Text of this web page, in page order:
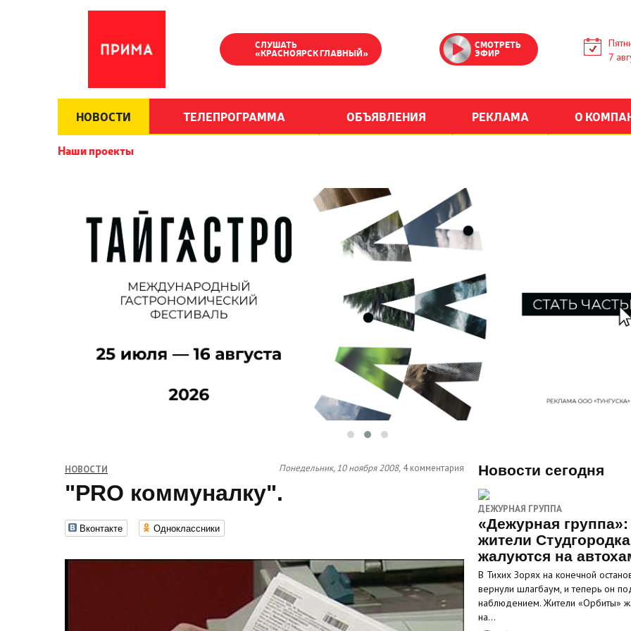
СЛУШАТЬ
«КРАСНОЯРСК ГЛАВНЫЙ»
СМОТРЕТЬ
ЭФИР
7
НОВОСТИ ТЕЛЕПРОГРАММА ОБЪЯВЛЕНИЯ РЕКЛАМА О
Наши проекты
НОВОСТИ Понедельник, 10 ноября 2008, 4 комментария
"PRO коммуналку".
Вконтакте Одноклассники
Новости сегодня
ДЕЖУРНАЯ ГРУППА
«Дежурная группа»:
жители Студгородка
жалуются на
В Тихих Зорях на конечной
вернули шлагбаум, и теперь он
наблюдением. Жители «Орбиты»
на…